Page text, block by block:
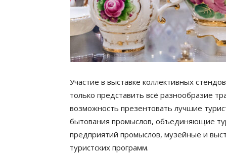
Участие в выставке коллективных
только представить всё разнообразие
возможность презентовать лучшие
бытования промыслов, объединяющие
предприятий промыслов, музейные и
туристских программ.